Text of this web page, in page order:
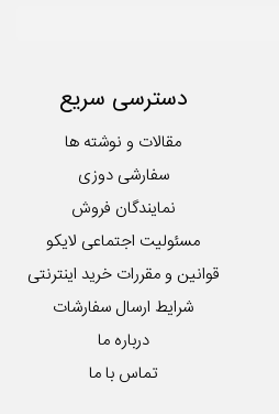
دسترسی سریع
مقالات و نوشته ها
سفارشی دوزی
نمایندگان فروش
مسئولیت اجتماعی لایکو
قوانین و مقررات خرید اینترنتی
شرایط ارسال سفارشات
درباره ما
تماس با ما